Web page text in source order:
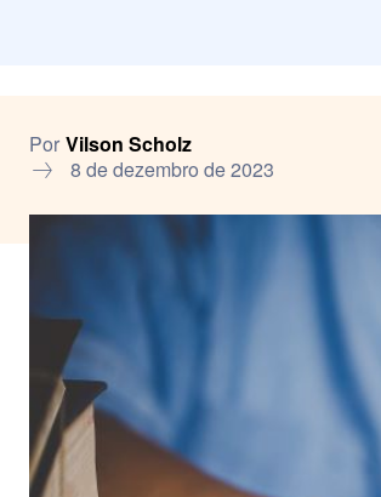
Por Vilson Scholz
8 de dezembro de 2023